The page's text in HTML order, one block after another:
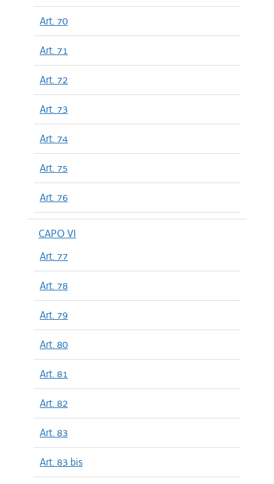
Art. 70
Art. 71
Art. 72
Art. 73
Art. 74
Art. 75
Art. 76
CAPO VI
Art. 77
Art. 78
Art. 79
Art. 80
Art. 81
Art. 82
Art. 83
Art. 83 bis